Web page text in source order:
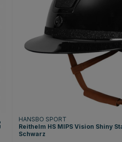
HANSBO SPORT
Reithelm HS MIPS Vision Shiny
Schwarz